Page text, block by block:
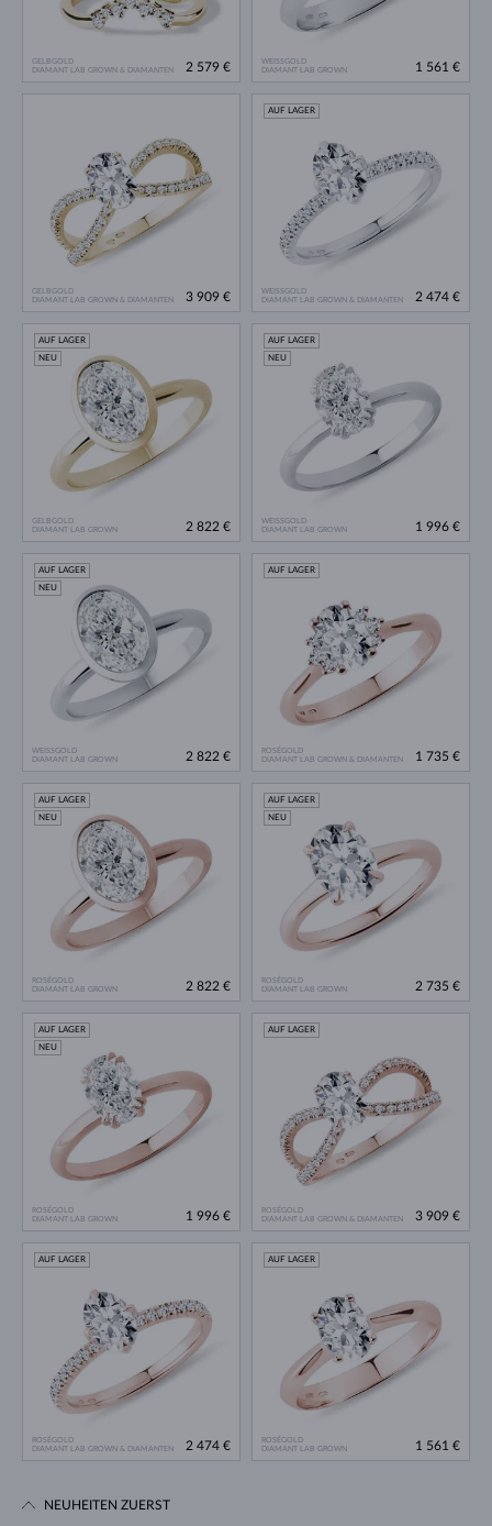
GELBGOLD
DIAMANT LAB GROWN & DIAMANTEN
2 579 €
WEISSGOLD
DIAMANT LAB GROWN
1 561 €
GELBGOLD
DIAMANT LAB GROWN & DIAMANTEN
3 909 €
WEISSGOLD
DIAMANT LAB GROWN & DIAMANTEN
AUF LAGER
2 474 €
GELBGOLD
DIAMANT LAB GROWN
AUF LAGER
NEU
2 822 €
WEISSGOLD
DIAMANT LAB GROWN
AUF LAGER
NEU
1 996 €
WEISSGOLD
DIAMANT LAB GROWN
AUF LAGER
NEU
2 822 €
ROSÉGOLD
DIAMANT LAB GROWN & DIAMANTEN
AUF LAGER
1 735 €
ROSÉGOLD
DIAMANT LAB GROWN
AUF LAGER
NEU
2 822 €
ROSÉGOLD
DIAMANT LAB GROWN
AUF LAGER
NEU
2 735 €
ROSÉGOLD
DIAMANT LAB GROWN
AUF LAGER
NEU
1 996 €
ROSÉGOLD
DIAMANT LAB GROWN & DIAMANTEN
AUF LAGER
3 909 €
ROSÉGOLD
DIAMANT LAB GROWN & DIAMANTEN
AUF LAGER
2 474 €
ROSÉGOLD
DIAMANT LAB GROWN
AUF LAGER
1 561 €
NEUHEITEN ZUERST